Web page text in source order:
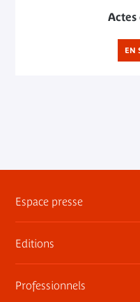
Actes
EN
Espace presse
Dossiers,
Contact presse
Editions
Les publications du
Professionnels